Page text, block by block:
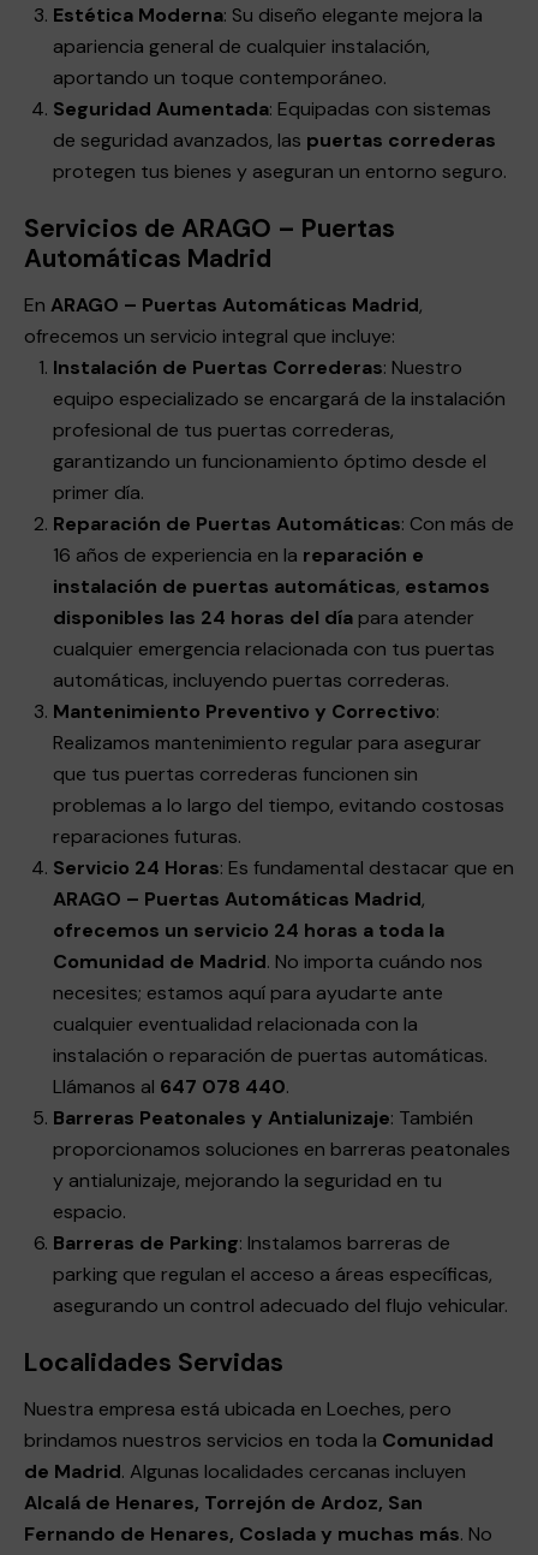
Estética Moderna: Su diseño elegante mejora la
apariencia general de cualquier instalación,
aportando un toque contemporáneo.
Seguridad Aumentada: Equipadas con sistemas
de seguridad avanzados, las puertas correderas
protegen tus bienes y aseguran un entorno seguro.
Servicios de ARAGO – Puertas
Automáticas Madrid
En ARAGO – Puertas Automáticas Madrid,
ofrecemos un servicio integral que incluye:
Instalación de Puertas Correderas: Nuestro
equipo especializado se encargará de la instalación
profesional de tus puertas correderas,
garantizando un funcionamiento óptimo desde el
primer día.
Reparación de Puertas Automáticas: Con más de
16 años de experiencia en la reparación e
instalación de puertas automáticas, estamos
disponibles las 24 horas del día para atender
cualquier emergencia relacionada con tus puertas
automáticas, incluyendo puertas correderas.
Mantenimiento Preventivo y Correctivo:
Realizamos mantenimiento regular para asegurar
que tus puertas correderas funcionen sin
problemas a lo largo del tiempo, evitando costosas
reparaciones futuras.
Servicio 24 Horas: Es fundamental destacar que en
ARAGO – Puertas Automáticas Madrid,
ofrecemos un servicio 24 horas a toda la
Comunidad de Madrid. No importa cuándo nos
necesites; estamos aquí para ayudarte ante
cualquier eventualidad relacionada con la
instalación o reparación de puertas automáticas.
Llámanos al 647 078 440.
Barreras Peatonales y Antialunizaje: También
proporcionamos soluciones en barreras peatonales
y antialunizaje, mejorando la seguridad en tu
espacio.
Barreras de Parking: Instalamos barreras de
parking que regulan el acceso a áreas específicas,
asegurando un control adecuado del flujo vehicular.
Localidades Servidas
Nuestra empresa está ubicada en Loeches, pero
brindamos nuestros servicios en toda la Comunidad
de Madrid. Algunas localidades cercanas incluyen
Alcalá de Henares, Torrejón de Ardoz, San
Fernando de Henares, Coslada y muchas más. No